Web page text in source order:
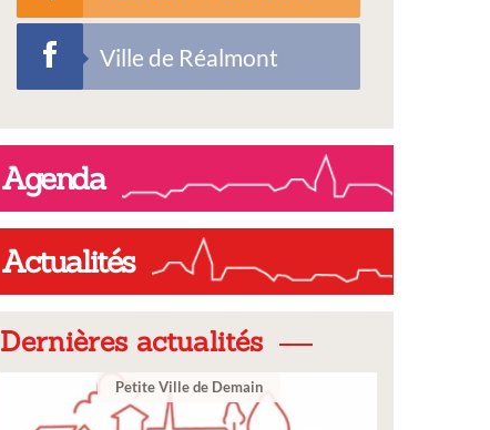
Ville de Réalmont
Agenda
Actualités
Dernières actualités